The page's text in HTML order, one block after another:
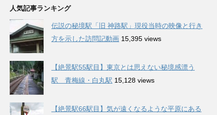
人気記事ランキング
伝説の秘境駅「旧 神路駅」現役当時の映像と行き
方を示した訪問記動画 15,395 views
【絶景駅55駅目】東京とは思えない秘境感漂う
駅 青梅線・白丸駅 15,128 views
【絶景駅66駅目】気が遠くなるような平原にある